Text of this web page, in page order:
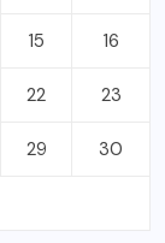
15 16
22 23
29 30